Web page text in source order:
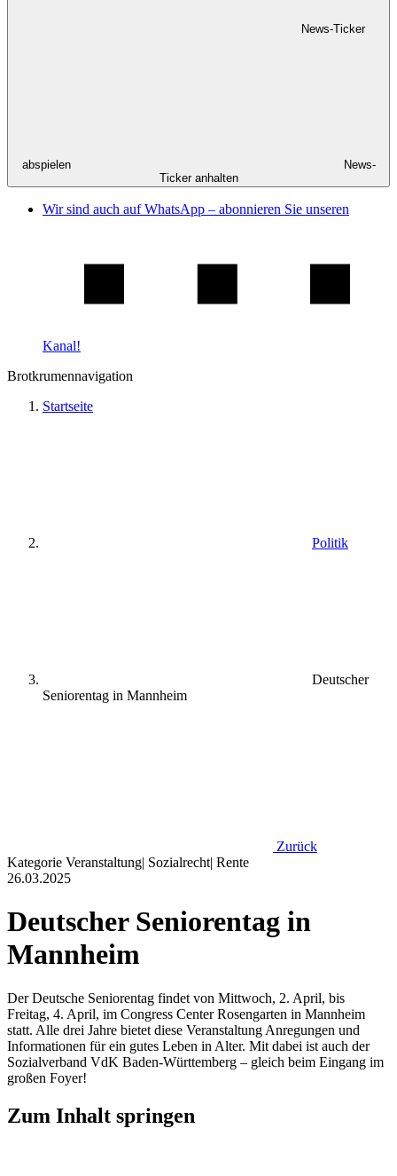
News-Ticker
abspielen
News-
Ticker anhalten
Wir sind auch auf WhatsApp – abonnieren Sie unseren
Kanal!
Brotkrumennavigation
Startseite
Politik
Deutscher
Seniorentag in Mannheim
Zurück
Kategorie Veranstaltung| Sozialrecht| Rente
26.03.2025
Deutscher Seniorentag in
Mannheim
Der Deutsche Seniorentag findet von Mittwoch, 2. April, bis
Freitag, 4. April, im Congress Center Rosengarten in Mannheim
statt. Alle drei Jahre bietet diese Veranstaltung Anregungen und
Informationen für ein gutes Leben in Alter. Mit dabei ist auch der
Sozialverband VdK Baden-Württemberg – gleich beim Eingang im
großen Foyer!
Zum Inhalt springen